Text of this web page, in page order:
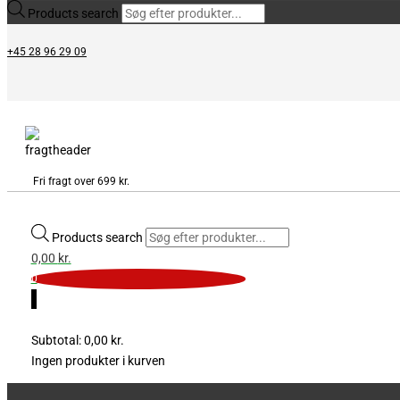
Products search
+45 28 96 29 09
Fri fragt over 699 kr.
Products search
0,00 kr.
0
Subtotal:0,00 kr.
Ingen produkter i kurven